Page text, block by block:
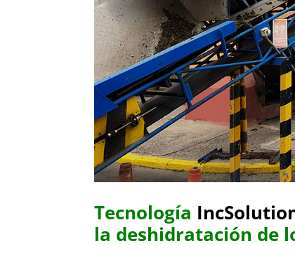
Tecnología
la deshidratación de